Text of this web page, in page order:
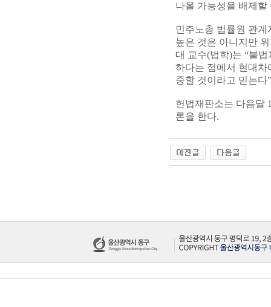
나올 가능성을 배제
민주노총 법률원 관
높은 것은 아니지만
대 교수(법학)는 “불
하다는 점에서 현대차
중할 것이라고 믿는다
헌법재판소는 다음달
론을 한다.